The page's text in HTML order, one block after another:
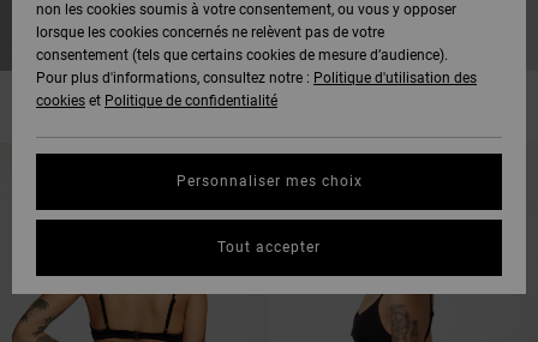
non les cookies soumis à votre consentement, ou vous y opposer
lorsque les cookies concernés ne relèvent pas de votre
consentement (tels que certains cookies de mesure d’audience).
Pour plus d'informations, consultez notre : Politique d'utilisation des
cookies et Politique de confidentialité
Personnaliser mes choix
Tout accepter